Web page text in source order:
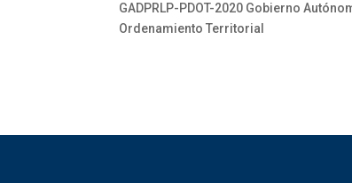
GADPRLP-PDOT-2020 Gobierno
Ordenamiento Territorial